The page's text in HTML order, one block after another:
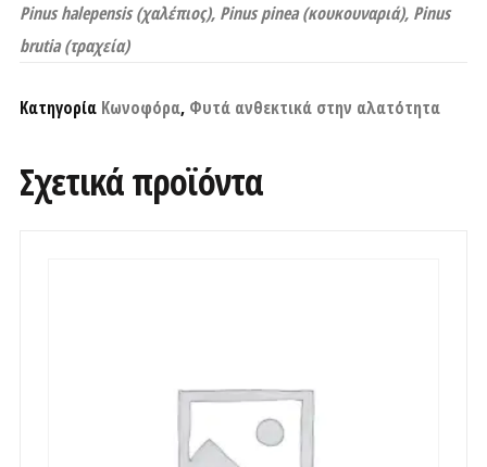
Pinus halepensis (χαλέπιος), Pinus pinea (κουκουναριά), Pinus
brutia (τραχεία)
Κατηγορία Κωνοφόρα, Φυτά ανθεκτικά στην αλατότητα
Σχετικά προϊόντα